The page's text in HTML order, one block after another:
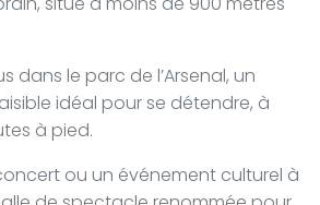
dans le parc de l’Arsenal, un
idéal pour se détendre, à
à pied.
ou un événement culturel à